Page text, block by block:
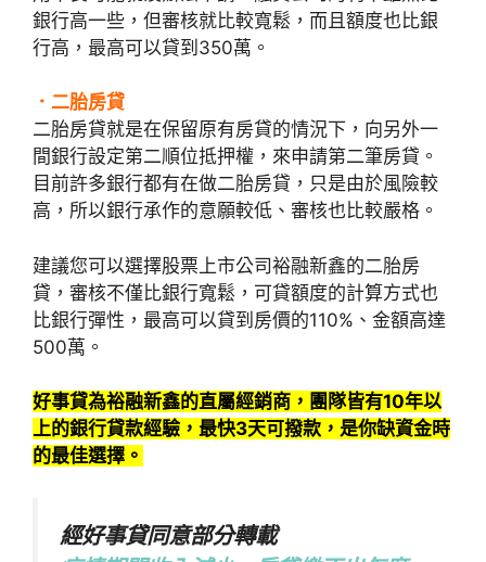
銀行高一些，但審核就比較寬鬆，而且額度也比銀
行高，最高可以貸到350萬。
．二胎房貸
二胎房貸就是在保留原有房貸的情況下，向另外一
間銀行設定第二順位抵押權，來申請第二筆房貸。
目前許多銀行都有在做二胎房貸，只是由於風險較
高，所以銀行承作的意願較低、審核也比較嚴格。
建議您可以選擇股票上市公司裕融新鑫的二胎房
貸，審核不僅比銀行寬鬆，可貸額度的計算方式也
比銀行彈性，最高可以貸到房價的110%、金額高達
500萬。
好事貸為裕融新鑫的直屬經銷商，團隊皆有10年以
上的銀行貸款經驗，最快3天可撥款，是你缺資金時
的最佳選擇。
經好事貸同意部分轉載